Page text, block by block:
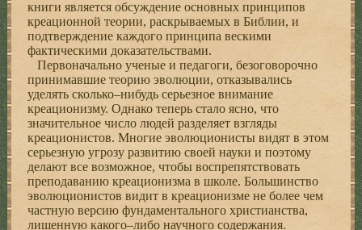
книги является обсуждение основных принципов
креационной теории, раскрываемых в Библии, и
подтверждение каждого принципа вескими
фактическими доказательствами.
Первоначально ученые и педагоги, безоговорочно
принимавшие теорию эволюции, отказывались
уделять сколько–нибудь серьезное внимание
креационизму. Однако теперь стало ясно, что
значительное число людей разделяет взгляды
креационистов. Многие эволюционисты видят в этом
серьезную угрозу развитию своей науки и поэтому
делают все возможное, чтобы воспрепятствовать
преподаванию креационизма в школе. Большинство
эволюционистов видит в креационизме не более чем
частную версию фундаментального христианства,
лишенную какого–либо научного содержания.